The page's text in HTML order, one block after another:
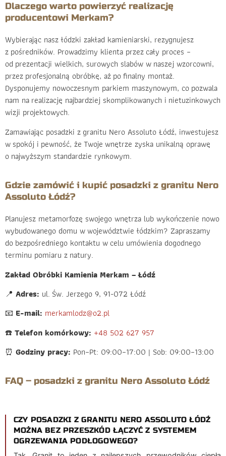
Dlaczego warto powierzyć realizację
producentowi Merkam?
Wybierając nasz łódzki zakład kamieniarski, rezygnujesz
z pośredników. Prowadzimy klienta przez cały proces –
od prezentacji wielkich, surowych slabów w naszej wzorcowni,
przez profesjonalną obróbkę, aż po finalny montaż.
Dysponujemy nowoczesnym parkiem maszynowym, co pozwala
nam na realizację najbardziej skomplikowanych i nietuzinkowych
wizji projektowych.
Zamawiając posadzki z granitu Nero Assoluto Łódź, inwestujesz
w spokój i pewność, że Twoje wnętrze zyska unikalną oprawę
o najwyższym standardzie rynkowym.
Gdzie zamówić i kupić posadzki z granitu Nero
Assoluto Łódź?
Planujesz metamorfozę swojego wnętrza lub wykończenie nowo
wybudowanego domu w województwie łódzkim? Zapraszamy
do bezpośredniego kontaktu w celu umówienia dogodnego
terminu pomiaru z natury.
Zakład Obróbki Kamienia Merkam – Łódź
📍 Adres: ul. Św. Jerzego 9, 91-072 Łódź
📧 E-mail: merkamlodz@o2.pl
☎️ Telefon komórkowy: +48 502 627 957
⏰ Godziny pracy: Pon–Pt: 09:00–17:00 | Sob: 09:00–13:00
FAQ – posadzki z granitu Nero Assoluto Łódź
CZY POSADZKI Z GRANITU NERO ASSOLUTO ŁÓDŹ
MOŻNA BEZ PRZESZKÓD ŁĄCZYĆ Z SYSTEMEM
OGRZEWANIA PODŁOGOWEGO?